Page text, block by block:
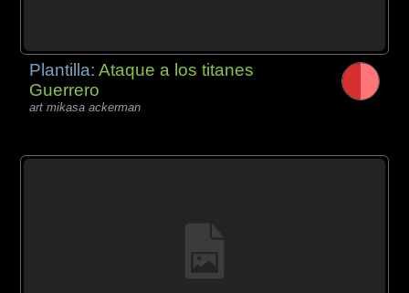
Plantilla:Ataque a los titanes
Guerrero
art mikasa ackerman